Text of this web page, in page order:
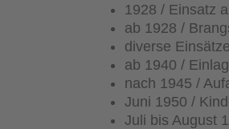
1928 / Einsatz
ab 1928 /
diverse
ab 1940 /
nach 1945 /
Juni 1950 /
Juli bis August